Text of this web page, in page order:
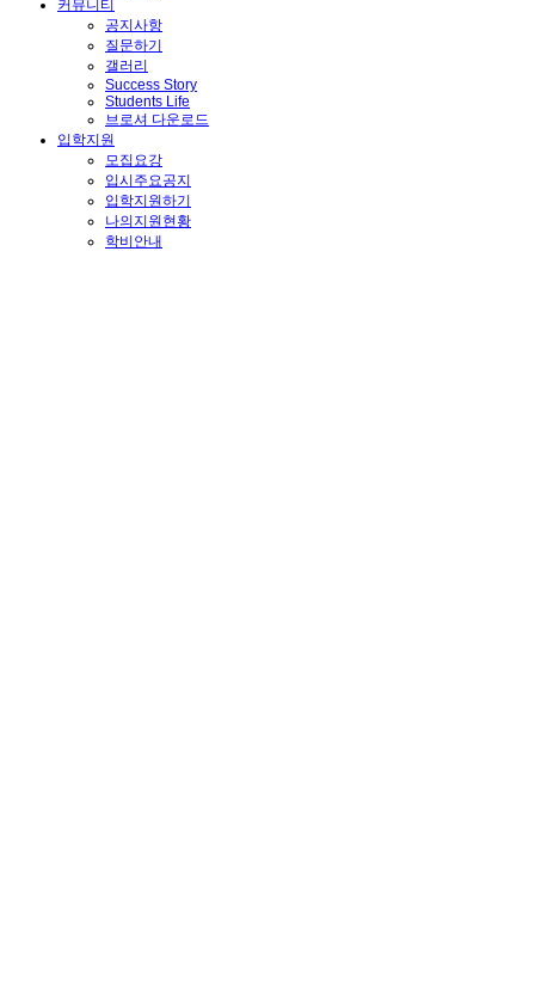
커뮤니티
공지사항
질문하기
갤러리
Success Story
Students Life
브로셔 다운로드
입학지원
모집요강
입시주요공지
입학지원하기
나의지원현황
학비안내